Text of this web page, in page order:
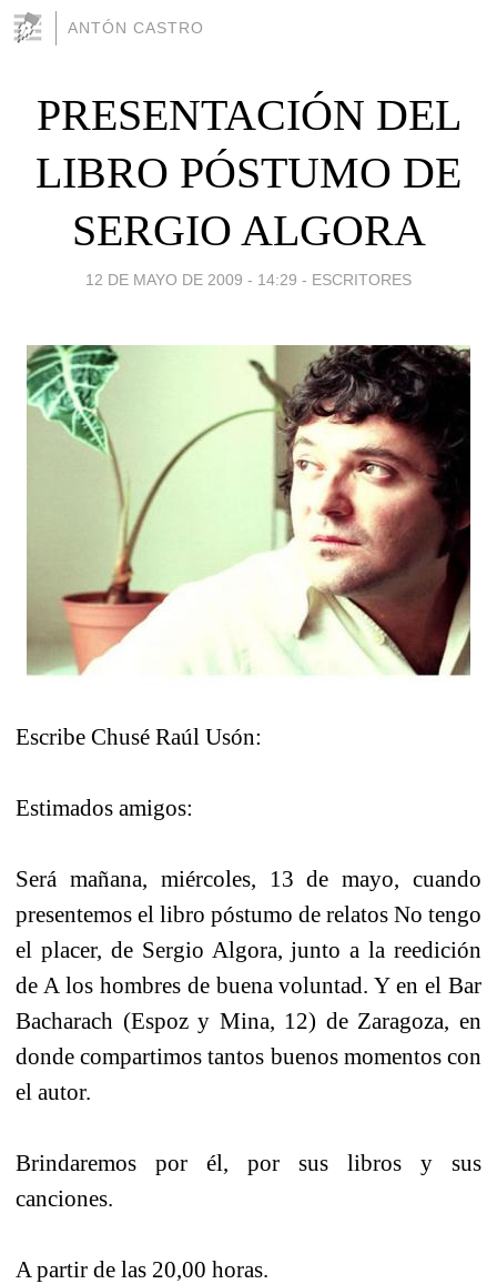
ANTÓN CASTRO
PRESENTACIÓN DEL
LIBRO PÓSTUMO DE
SERGIO ALGORA
12 DE MAYO DE 2009 - 14:29 - ESCRITORES
Escribe Chusé Raúl Usón:
Estimados amigos:
Será mañana, miércoles, 13 de mayo, cuando
presentemos el libro póstumo de relatos No tengo
el placer, de Sergio Algora, junto a la reedición
de A los hombres de buena voluntad. Y en el Bar
Bacharach (Espoz y Mina, 12) de Zaragoza, en
donde compartimos tantos buenos momentos con
el autor.
Brindaremos por él, por sus libros y sus
canciones.
A partir de las 20,00 horas.